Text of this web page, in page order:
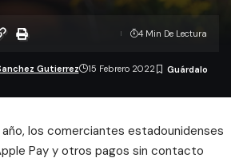
Gutierrez 15 Febrero 2022
4 Min De Lectura
los comerciantes estadounidenses
Pay y otros pagos sin contacto